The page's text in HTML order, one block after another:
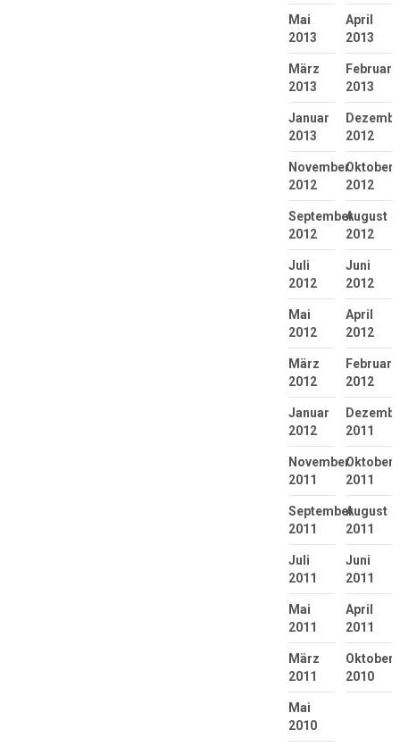
Mai
2013
April
2013
März
2013
Februar
2013
Januar
2013
2012
November
2012
Oktober
2012
September
2012
August
2012
Juli
2012
Juni
2012
Mai
2012
April
2012
März
2012
Februar
2012
Januar
2012
2011
November
2011
Oktober
2011
September
2011
August
2011
Juli
2011
Juni
2011
Mai
2011
April
2011
März
2011
Oktober
2010
Mai
2010